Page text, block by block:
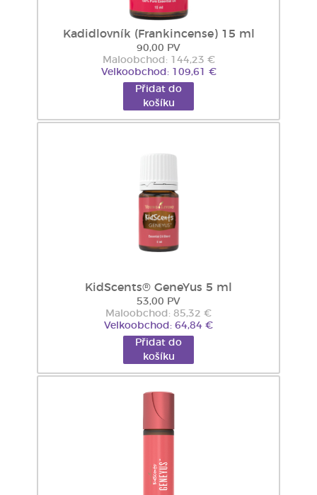
Kadidlovník (Frankincense) 15 ml
90,00 PV
Maloobchod: 144,23 €
Velkoobchod: 109,61 €
Přidat do
košíku
KidScents® GeneYus 5 ml
53,00 PV
Maloobchod: 85,32 €
Velkoobchod: 64,84 €
Přidat do
košíku